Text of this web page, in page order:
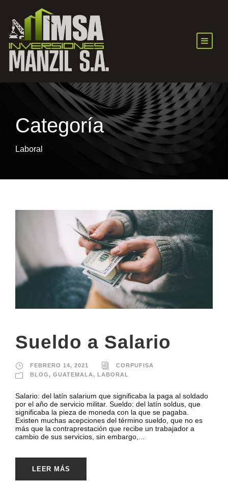
Categoría
Laboral
Sueldo a Salario
FEBRERO 14, 2021
CORPUFISA
BLOG, GUATEMALA, LABORAL
Salario: del latín salarium que significaba la paga al soldado
por el año de servicio militar. Sueldo: del latín soldus, que
significaba la pieza de moneda con la que se pagaba.
Existen muchas acepciones del término sueldo, que no es
más que la contraprestación que recibe un trabajador a
cambio de sus servicios, sin embargo,...
LEER MÁS